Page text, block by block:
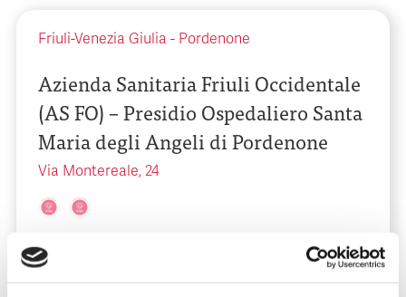
Friuli-Venezia Giulia - Pordenone
Azienda Sanitaria Friuli Occidentale
(AS FO) – Presidio Ospedaliero Santa
Maria degli Angeli di Pordenone
Via Montereale, 24